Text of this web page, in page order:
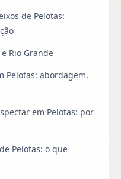
de Pelotas:
Rio Grande
Pelotas: abordagem,
em Pelotas: por
Pelotas: o que